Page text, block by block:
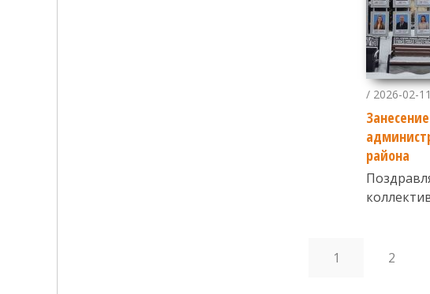
/ 2026-02-
района
1 2